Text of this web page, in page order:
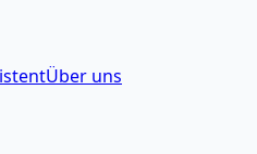
Über uns